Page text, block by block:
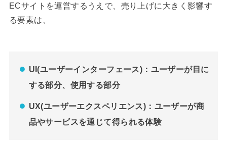
ECサイトを運営するうえで、売り上げに大きく影響す
る要素は、
UI(ユーザーインターフェース)：ユーザーが目に
する部分、使用する部分
UX(ユーザーエクスペリエンス)：ユーザーが商
品やサービスを通じて得られる体験